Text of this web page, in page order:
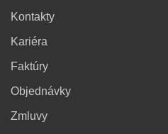
Kontakty
Kariéra
Faktúry
Objednávky
Zmluvy